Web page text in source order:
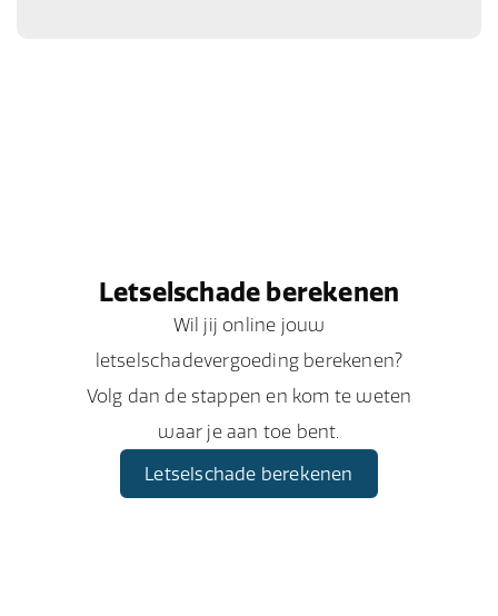
Letselschade berekenen
Wil jij online jouw
letselschadevergoeding berekenen?
Volg dan de stappen en kom te weten
waar je aan toe bent.
Letselschade berekenen